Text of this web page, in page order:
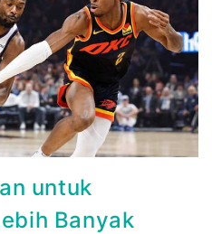
untuk
Banyak